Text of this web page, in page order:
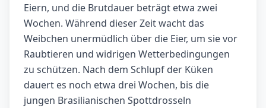
Eiern, und die Brutdauer beträgt etwa zwei
Wochen. Während dieser Zeit wacht das
Weibchen unermüdlich über die Eier, um sie vor
Raubtieren und widrigen Wetterbedingungen
zu schützen. Nach dem Schlupf der Küken
dauert es noch etwa drei Wochen, bis die
jungen Brasilianischen Spottdrosseln